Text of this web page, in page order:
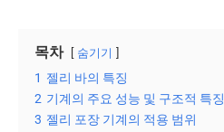
목차 숨기기
1 젤리 바의 특징
2 기계의 주요 성능 및 구조적 특징
3 젤리 포장 기계의 적용 범위